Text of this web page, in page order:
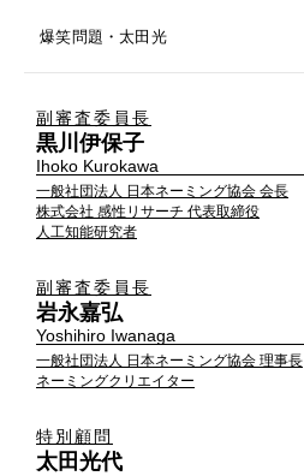
爆笑問題・太田光
副審査委員長
黒川伊保子
Ihoko Kurokawa
一般社団法人 日本ネーミング協会 会⻑
株式会社 感性リサーチ 代表取締役
人工知能研究者
副審査委員長
岩永嘉弘
Yoshihiro Iwanaga
一般社団法人 日本ネーミング協会 理事長
ネーミングクリエイター
特別顧問
太田光代